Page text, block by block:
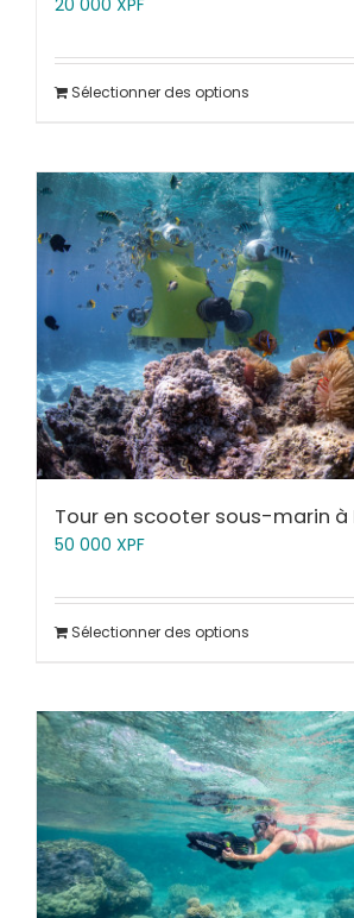
20 000 XPF
Sélectionner des options
Tour en scooter sous-marin à
50 000 XPF
Sélectionner des options